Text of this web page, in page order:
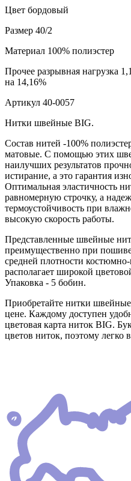
Цвет бордовый
Размер 40/2
Материал 100% полиэстер
Прочее разрывная нагрузка
на 14,16%
Артикул 40-0057
Нитки швейные BIG.
Состав нитей -100%
матовые. С помощью этих
наилучших результатов
истирание, а это гарантия
Оптимальная эластичность
равномерную строчку, а
термоустойчивость при
высокую скорость работы.
Представленные швейные
преимущественно при
средней плотности
располагает широкой
Упаковка - 5 бобин.
Приобретайте нитки
цене. Каждому доступен
цветовая карта ниток BIG.
цветов ниток, поэтому легко